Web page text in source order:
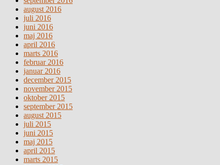
august 2016
juli 2016
juni 2016
maj 2016
april 2016
marts 2016
februar 2016
januar 2016
december 2015
november 2015
oktober 2015
september 2015
august 2015
juli 2015
juni 2015
maj 2015
april 2015
marts 2015